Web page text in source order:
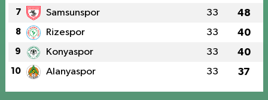
7 Samsunspor 33 48
8 Rizespor 33 40
9 Konyaspor 33 40
10 Alanyaspor 33 37